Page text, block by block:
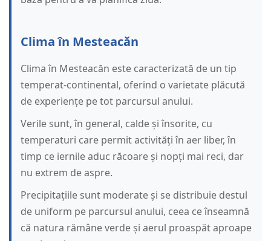
Clima în Mesteacăn
Clima în Mesteacăn este caracterizată de un tip
temperat-continental, oferind o varietate plăcută
de experiențe pe tot parcursul anului.
Verile sunt, în general, calde și însorite, cu
temperaturi care permit activități în aer liber, în
timp ce iernile aduc răcoare și nopți mai reci, dar
nu extrem de aspre.
Precipitațiile sunt moderate și se distribuie destul
de uniform pe parcursul anului, ceea ce înseamnă
că natura rămâne verde și aerul proaspăt aproape